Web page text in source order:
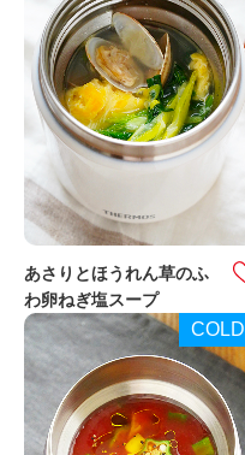
あさりとほうれん草のふ
わ卵ねぎ塩スープ
COLD